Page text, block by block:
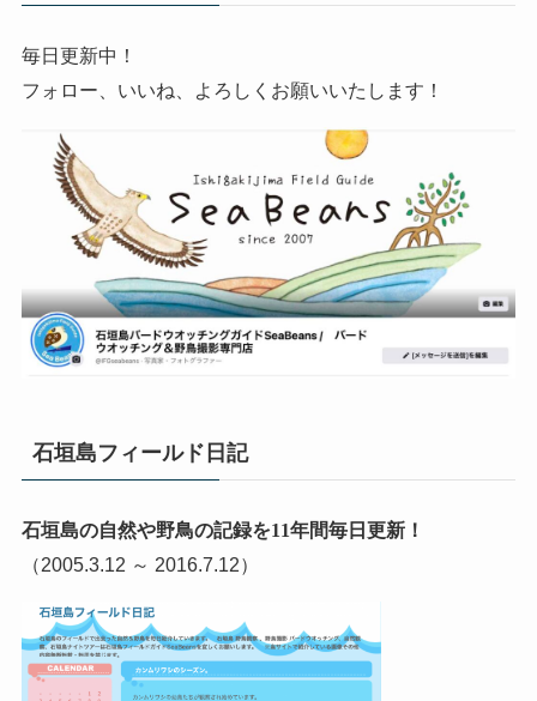
毎日更新中！
フォロー、いいね、よろしくお願いいたします！
石垣島フィールド日記
石垣島の自然や野鳥の記録を11年間毎日更新！
（2005.3.12 ～ 2016.7.12）